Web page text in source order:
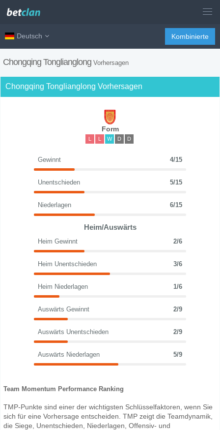
Deutsch Kombinierte
Chongqing Tonglianglong Vorhersagen
Chongqing Tonglianglong Vorhersagen
Form
L L W D D
Gewinnt 4/15
Unentschieden 5/15
Niederlagen 6/15
Heim/Auswärts
Heim Gewinnt 2/6
Heim Unentschieden 3/6
Heim Niederlagen 1/6
Auswärts Gewinnt 2/9
Auswärts Unentschieden 2/9
Auswärts Niederlagen 5/9
Team Momentum Performance Ranking
TMP-Punkte sind einer der wichtigsten Schlüsselfaktoren, wenn Sie
sich für eine Vorhersage entscheiden. TMP zeigt die Teamdynamik,
die Siege, Unentschieden, Niederlagen, Offensiv- und